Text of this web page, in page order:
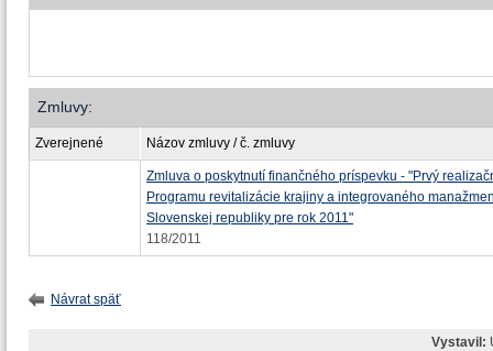
Zmluvy:
Zverejnené Názov zmluvy / č. zmluvy
Zmluva o poskytnutí finančného príspevku - "Prvý
Programu revitalizácie krajiny a integrovaného
Slovenskej republiky pre rok 2011"
118/2011
Návrat späť
Vystavil: